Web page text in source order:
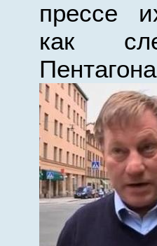
прессе
как